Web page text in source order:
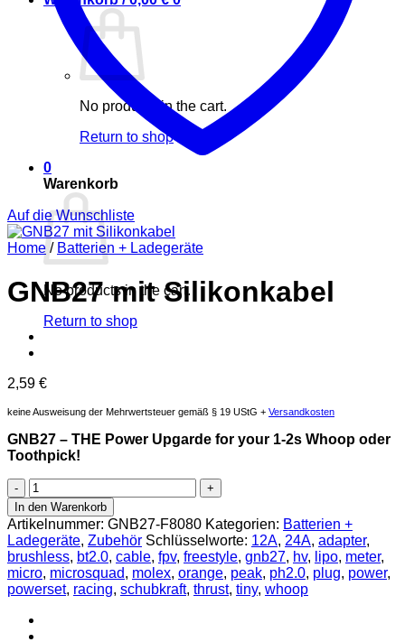
No products in the cart.
Return to shop
0
Warenkorb
No products in the cart.
Return to shop
Auf die Wunschliste
Home / Batterien + Ladegeräte
GNB27 mit Silikonkabel
2,59 €
keine Ausweisung der Mehrwertsteuer gemäß § 19 UStG + Versandkosten
GNB27 – THE Power Upgarde for your 1-2s Whoop oder
Toothpick!
GNB27
mit
Silikonkabel
Menge
In den Warenkorb
Artikelnummer: GNB27-F8080 Kategorien: Batterien +
Ladegeräte, Zubehör Schlüsselworte: 12A, 24A, adapter,
brushless, bt2.0, cable, fpv, freestyle, gnb27, hv, lipo, meter,
micro, microsquad, molex, orange, peak, ph2.0, plug, power,
powerset, racing, schubkraft, thrust, tiny, whoop